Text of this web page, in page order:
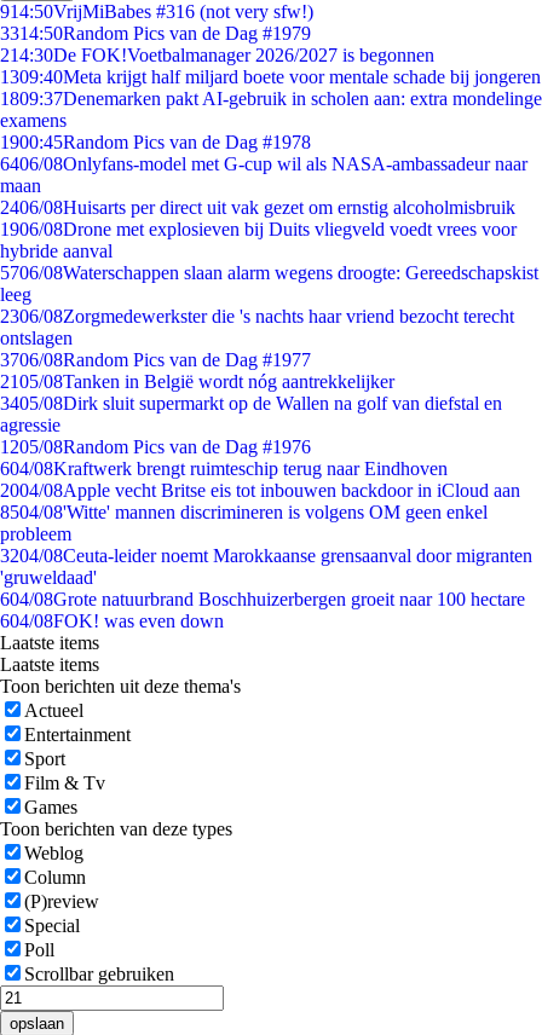
914:50VrijMiBabes #316 (not very sfw!)
3314:50Random Pics van de Dag #1979
214:30De FOK!Voetbalmanager 2026/2027 is begonnen
1309:40Meta krijgt half miljard boete voor mentale schade bij jongeren
1809:37Denemarken pakt AI-gebruik in scholen aan: extra mondelinge
examens
1900:45Random Pics van de Dag #1978
6406/08Onlyfans-model met G-cup wil als NASA-ambassadeur naar
maan
2406/08Huisarts per direct uit vak gezet om ernstig alcoholmisbruik
1906/08Drone met explosieven bij Duits vliegveld voedt vrees voor
hybride aanval
5706/08Waterschappen slaan alarm wegens droogte: Gereedschapskist
leeg
2306/08Zorgmedewerkster die 's nachts haar vriend bezocht terecht
ontslagen
3706/08Random Pics van de Dag #1977
2105/08Tanken in België wordt nóg aantrekkelijker
3405/08Dirk sluit supermarkt op de Wallen na golf van diefstal en
agressie
1205/08Random Pics van de Dag #1976
604/08Kraftwerk brengt ruimteschip terug naar Eindhoven
2004/08Apple vecht Britse eis tot inbouwen backdoor in iCloud aan
8504/08'Witte' mannen discrimineren is volgens OM geen enkel
probleem
3204/08Ceuta-leider noemt Marokkaanse grensaanval door migranten
'gruweldaad'
604/08Grote natuurbrand Boschhuizerbergen groeit naar 100 hectare
604/08FOK! was even down
Laatste items
Laatste items
Toon berichten uit deze thema's
Actueel
Entertainment
Sport
Film & Tv
Games
Toon berichten van deze types
Weblog
Column
(P)review
Special
Poll
Scrollbar gebruiken
opslaan